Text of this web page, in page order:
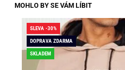
MOHLO BY SE VÁM LÍBIT
SLEVA -30%
DOPRAVA ZDARMA
SKLADEM